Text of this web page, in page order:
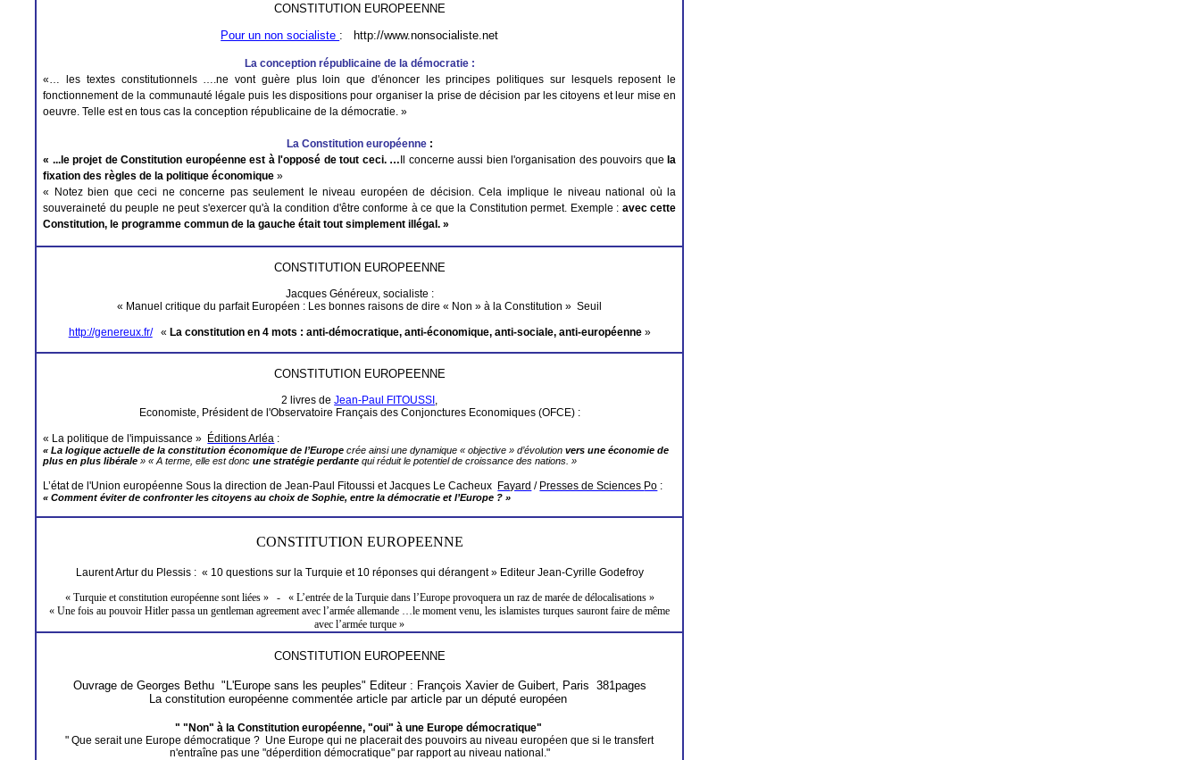
CONSTITUTION EUROPEENNE
Pour un non socialiste : http://www.nonsocialiste.net
La conception républicaine de la démocratie:
«…les textes constitutionnels….ne vont guère plus loin que d'énoncer les principes politiques sur lesquels reposent le
fonctionnement de la communauté légale puis les dispositions pour organiser la prise de décision par les citoyens et leur mise en
oeuvre. Telle est en tous cas la conception républicaine de la démocratie. »
La Constitutioneuropéenne:
« ...le projet de Constitution européenne est à l'opposé de tout ceci.…Il concerne aussi bien l'organisation des pouvoirs quela
fixation des règles de la politique économique »
« Notez bien que ceci ne concerne pas seulement le niveau européen de décision. Cela implique le niveau national où la
souveraineté du peuple ne peut s'exercer qu'à la condition d'être conforme à ce quela Constitution permet. Exemple : avec cette
Constitution, le programme commun de la gauche était tout simplement illégal. »
CONSTITUTION EUROPEENNE
Jacques Généreux, socialiste :
« Manuel critique du parfait Européen : Les bonnes raisons de dire « Non » àla Constitution » Seuil
http://genereux.fr/ « La constitution en 4 mots : anti-démocratique, anti-économique, anti-sociale, anti-européenne»
CONSTITUTION EUROPEENNE
2 livres deJean-Paul FITOUSSI
Economiste, Président de l'Observatoire Français des Conjonctures Economiques (OFCE) :
« La politique de l'impuissance » ÉditionsArléa :
« La logique actuelle de la constitution économique de l’Europe crée ainsi une dynamique « objective » d’évolutionvers une économie de
plus en plus libérale » « A terme, elle est doncune stratégie perdante qui réduit le potentiel de croissance des nations. »
L’état de l'Union européenne Sous la direction de Jean-Paul Fitoussi et Jacques LeCacheux Fayard / Presses de Sciences Po :
« Comment éviter de confronter les citoyens au choix de Sophie, entre la démocratie et l’Europe ? »
CONSTITUTION EUROPEENNE
LaurentArturdu Plessis : « 10 questions sur la Turquie et 10 réponses qui dérangent » Editeur Jean-Cyrille Godefroy
« Turquie et constitution européenne sont liées »
- « L’entrée de la Turquiedans l’Europe provoquera un raz de marée de délocalisations »
« Une fois au pouvoir Hitler passa un gentleman agreement avec l’armée allemande …le moment venu, les islamistes turques sauront faire de même
avec l’armée turque »
CONSTITUTION EUROPEENNE
Ouvrage de Georges Bethu"L'Europe sans les peuples" Editeur : François Xavier de Guibert, Paris 381pages
La constitution européenne commentée article par article par un député européen
" "Non" à la Constitutioneuropéenne, "oui" à une Europe démocratique"
" Que serait une Europe démocratique ? Une Europe qui ne placerait des pouvoirs au niveau européen que si le transfert
n'entraîne pas une "déperdition démocratique" par rapport au niveau national."